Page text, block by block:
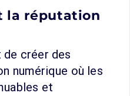
la réputation
de créer des
numérique où les
et